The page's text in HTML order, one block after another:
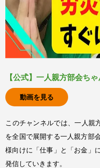
【公式】一人親方部会ち
動画を見る
このチャンネルでは、一人親
を全国で展開する一人親方部
様向けに「仕事」と「お金」
発信していきます。